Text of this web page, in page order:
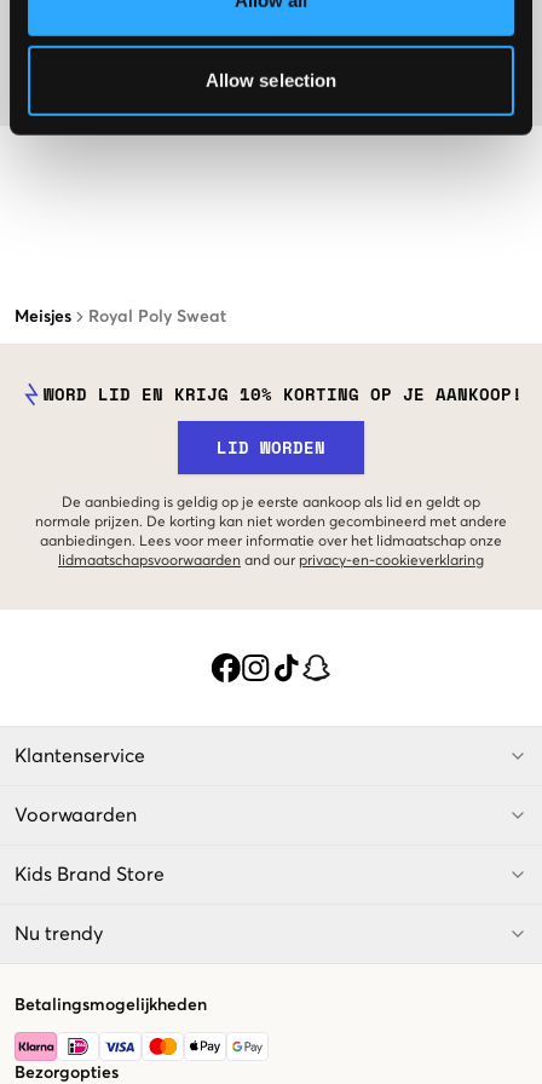
Allow selection
Meisjes Royal Poly Sweat
WORD LID EN KRIJG 10% KORTING OP JE AANKOOP!
LID WORDEN
De aanbieding is geldig op je eerste aankoop als lid en geldt op
normale prijzen. De korting kan niet worden gecombineerd met andere
aanbiedingen. Lees voor meer informatie over het lidmaatschap onze
lidmaatschapsvoorwaarden and our privacy-en-cookieverklaring
Klantenservice
Voorwaarden
Kids Brand Store
Nu trendy
Betalingsmogelijkheden
Bezorgopties